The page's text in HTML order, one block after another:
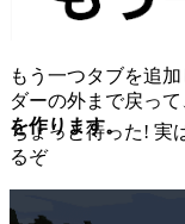
もう一つタブを追
ダーの外まで戻って
を作ります。
ちょっと待った! 実
るぞ